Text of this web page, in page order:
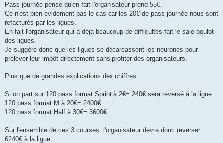
Pass journée pense qu'en fait l'organisateur prend 55€.
Ce n'est bien évidement pas le cas car les 20€ de pass journée nous sont
refacturés par les ligues.
En fait l'organisateur qui a déjà beaucoup de difficultés fait le sale boulot
des ligues.
Je suggère donc que les ligues se décarcassent les neurones pour
prélever leur impôt directement sans profiter des organisateurs.
Plus que de grandes explications des chiffres
Si on part sur 120 pass format Sprint à 2€= 240€ sera reversé à la ligue
120 pass format M à 20€= 2400€
120 pass format Half à 30€= 3600€
Sur l'ensemble de ces 3 courses, l'organisateur devra donc reverser
6240€ à la ligue